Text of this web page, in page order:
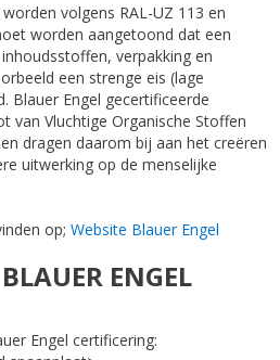
volgens RAL-UZ 113 en
worden aangetoond dat een
verpakking en
een strenge eis (lage
Blauer Engel gecertificeerde
van Vluchtige Organische Stoffen
dragen daarom bij aan het creëren
uitwerking op de menselijke
op; Website Blauer Engel
ENGEL
Engel certificering: